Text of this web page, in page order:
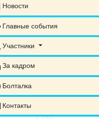
Новости
Главные события
Участники
За кадром
Болталка
Контакты